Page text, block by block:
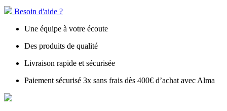
Besoin d'aide ?
Une équipe à votre écoute
Des produits de qualité
Livraison rapide et sécurisée
Paiement sécurisé 3x sans frais dès 400€ d’achat avec Alma